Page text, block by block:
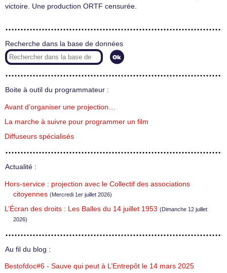
victoire. Une production ORTF censurée.
Recherche dans la base de données
Boite à outil du programmateur :
Avant d’organiser une projection…
La marche à suivre pour programmer un film
Diffuseurs spécialisés
Actualité :
Hors-service : projection avec le Collectif des associations
citoyennes (Mercredi 1er juillet 2026)
L’Écran des droits : Les Balles du 14 juillet 1953 (Dimanche 12 juillet
2026)
Au fil du blog :
Bestofdoc#6 - Sauve qui peut à L’Entrepôt le 14 mars 2025